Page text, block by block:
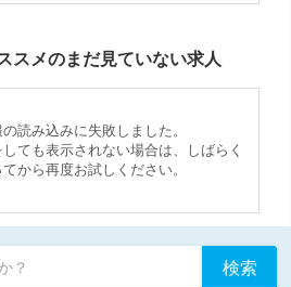
スメのまだ見ていない求人
読み込みに失敗しました。
ても表示されない場合は、しばらく
から再度お試しください。
？ 検索